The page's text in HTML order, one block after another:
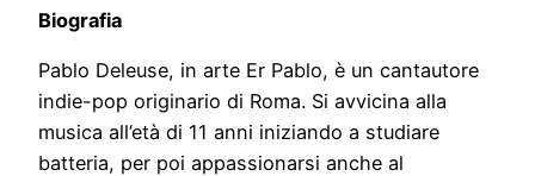
Biografia
Pablo Deleuse, in arte Er Pablo, è un cantautore
indie-pop originario di Roma. Si avvicina alla
musica all’età di 11 anni iniziando a studiare
batteria, per poi appassionarsi anche al